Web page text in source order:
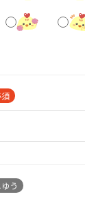
ゆう